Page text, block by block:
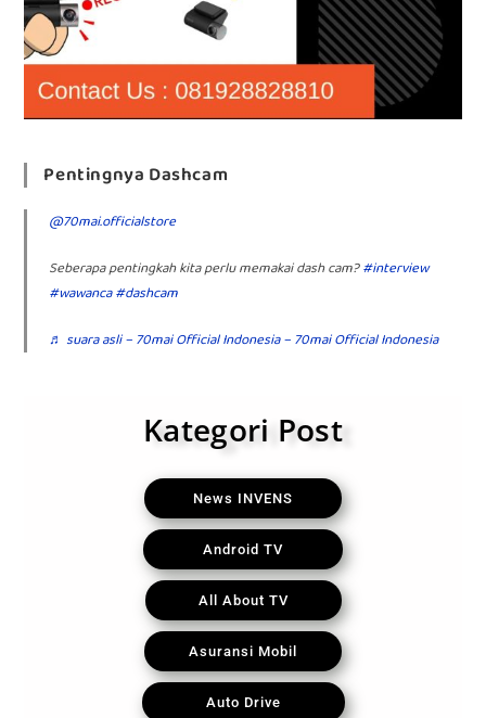
Pentingnya Dashcam
@70mai.officialstore
Seberapa pentingkah kita perlu memakai dash cam?#interview
#wawanca#dashcam
♬ suara asli – 70mai Official Indonesia – 70mai Official Indonesia
Kategori Post
News INVENS
Android TV
All About TV
Asuransi Mobil
Auto Drive